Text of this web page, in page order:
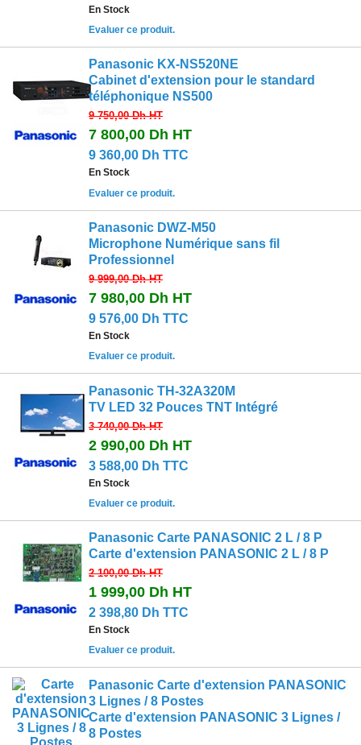
En Stock
Evaluer ce produit.
Panasonic KX-NS520NE
Cabinet d'extension pour le standard
téléphonique NS500
9 750,00 DhHT
7 800,00 Dh HT
9 360,00 Dh TTC
En Stock
Evaluer ce produit.
Panasonic DWZ-M50
Microphone Numérique sans fil
Professionnel
9 999,00 DhHT
7 980,00 Dh HT
9 576,00 Dh TTC
En Stock
Evaluer ce produit.
Panasonic TH-32A320M
TV LED 32 Pouces TNT Intégré
3 740,00 DhHT
2 990,00 Dh HT
3 588,00 Dh TTC
En Stock
Evaluer ce produit.
Panasonic Carte PANASONIC 2 L / 8 P
Carte d'extension PANASONIC 2 L / 8 P
2 100,00 DhHT
1 999,00 Dh HT
2 398,80 Dh TTC
En Stock
Evaluer ce produit.
Panasonic Carte d'extension PANASONIC
3 Lignes / 8 Postes
Carte d'extension PANASONIC 3 Lignes /
8 Postes